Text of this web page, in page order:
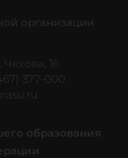
организации
16
377-000
образования